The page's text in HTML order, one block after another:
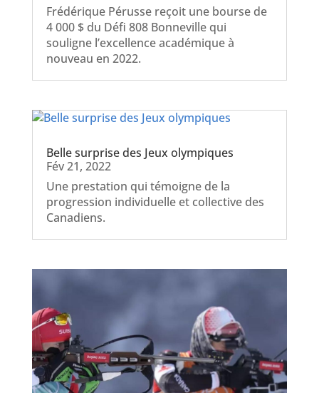
Frédérique Pérusse reçoit une bourse de
4 000 $ du Défi 808 Bonneville qui
souligne l’excellence académique à
nouveau en 2022.
Belle surprise des Jeux olympiques
Fév 21, 2022
Une prestation qui témoigne de la
progression individuelle et collective des
Canadiens.